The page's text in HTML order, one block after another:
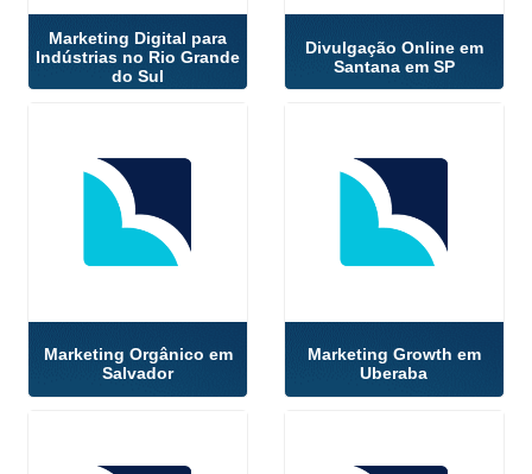
Marketing Digital para
Indústrias no Rio Grande
do Sul
Divulgação Online em
Santana em SP
Marketing Orgânico em
Salvador
Marketing Growth em
Uberaba